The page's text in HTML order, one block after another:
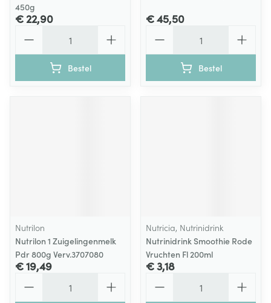
450g
€ 22,90
Bestel
€ 45,50
Bestel
Nutrilon
Nutrilon 1 Zuigelingenmelk
Pdr 800g Verv.3707080
€ 19,49
Nutricia, Nutrinidrink
Nutrinidrink Smoothie Rode
Vruchten Fl 200ml
€ 3,18